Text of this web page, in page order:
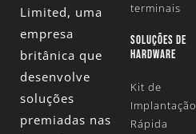
Limited, uma
empresa
britânica que
desenvolve
soluções
premiadas nas
terminais
SOLUÇÕES DE
HARDWARE
Kit de
Implantação
Rápida